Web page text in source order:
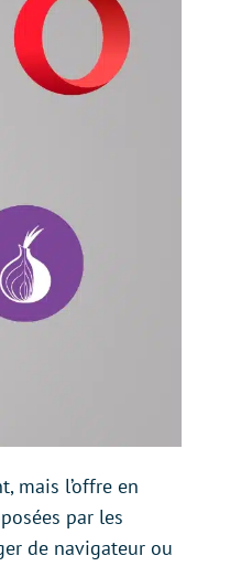
mais l’offre en
par les
de navigateur ou